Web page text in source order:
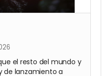
el resto del mundo y
de lanzamiento a